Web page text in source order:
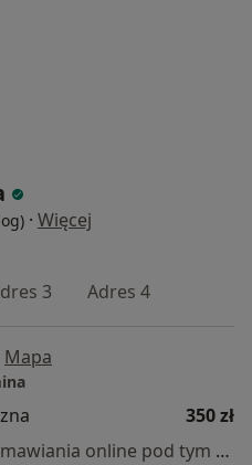
· Więcej
3 Adres 4
Mapa
350 zł
Specjalista nie oferuje umawiania online pod tym adresem.